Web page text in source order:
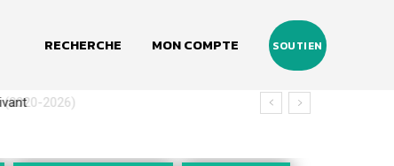
RECHERCHE MON COMPTE SOUTIEN
2026)